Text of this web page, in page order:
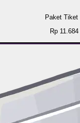
Paket Tiket
Rp 11.684